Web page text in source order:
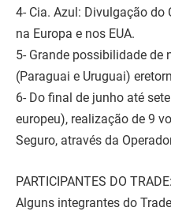
4- Cia. Azul: Divulgação do
na Europa e nos EUA.
5- Grande possibilidade de
(Paraguai e Uruguai)
6- Do final de junho até
europeu), realização de 9
Seguro, através da
PARTICIPANTES DO TRADE:
Alguns integrantes do